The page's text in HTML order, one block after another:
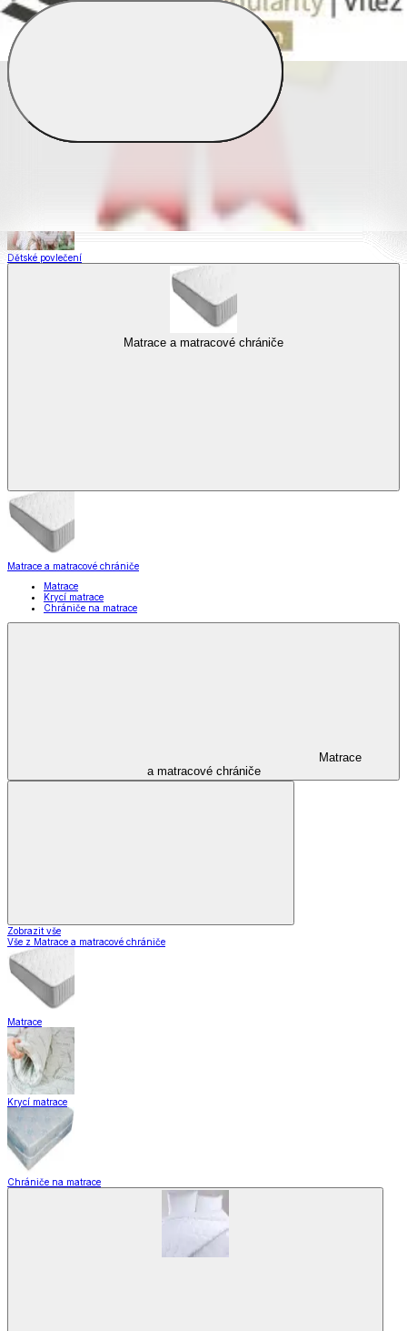
Saténové povlečení
Povlečení s fototiskem
Dětské povlečení
Matrace a matracové chrániče
Matrace a matracové chrániče
Matrace
Krycí matrace
Chrániče na matrace
Matrace
a matracové chrániče
Zobrazit vše
Vše z Matrace a matracové chrániče
Matrace
Krycí matrace
Chrániče na matrace